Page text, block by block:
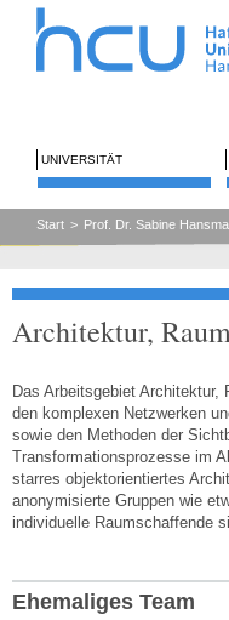
UNIVERSITÄT
Start > Prof. Dr. Sabine
Architektur,
Das Arbeitsgebiet
den komplexen Netzwerken
sowie den Methoden der
Transformationsprozesse im
starres objektorientiertes
anonymisierte Gruppen wie
individuelle Raumschaffende
Ehemaliges Team